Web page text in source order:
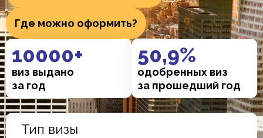
Где можно оформить?
виз выдано
за год
10000+
одобренных виз
за прошедший год
50,9%
Тип визы